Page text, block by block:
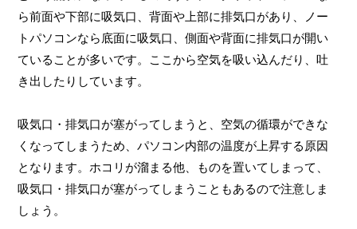
ら前面や下部に吸気口、背面や上部に排気口があり、ノー
トパソコンなら底面に吸気口、側面や背面に排気口が開い
ていることが多いです。ここから空気を吸い込んだり、吐
き出したりしています。
吸気口・排気口が塞がってしまうと、空気の循環ができな
くなってしまうため、パソコン内部の温度が上昇する原因
となります。ホコリが溜まる他、ものを置いてしまって、
吸気口・排気口が塞がってしまうこともあるので注意しま
しょう。